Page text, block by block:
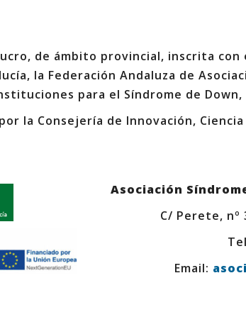
de ámbito provincial, inscrita
la Federación Andaluza de
para el Síndrome de Down,
la Consejería de Innovación, Ciencia
Asociación
C/ Perete, nº
Email: